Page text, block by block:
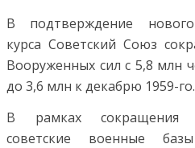
В подтверждение нового
курса Советский Союз
Вооруженных сил с 5,8 млн
до 3,6 млн к декабрю 1959-го.
В рамках сокращения
советские военные